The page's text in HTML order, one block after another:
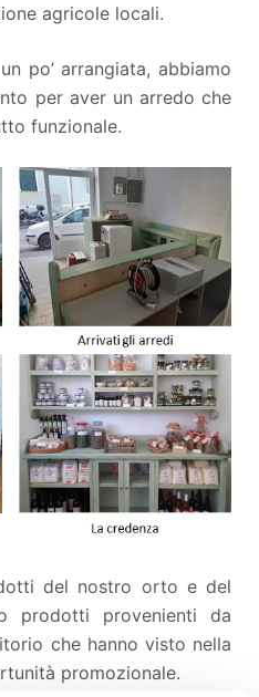
agricole locali.
po’ arrangiata, abbiamo
per aver un arredo che
funzionale.
del nostro orto e del
prodotti provenienti da
che hanno visto nella
promozionale.